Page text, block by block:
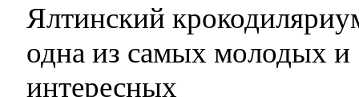
Ялтинский
одна из самых молодых и
интересных